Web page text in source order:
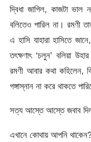
দ্বিধা জাগিল, কাজটা
বলিতেও পারিল না। রমণী
এ হাসি যাহারা হাসিতে
তৎক্ষণাৎ ‘চলুন’ বলিয়া
রমণী আবার কথা
গঙ্গাস্নান না করে থাকতে
সত্য আস্তে আস্তে জবাব
এখানে কোথায় আপনি